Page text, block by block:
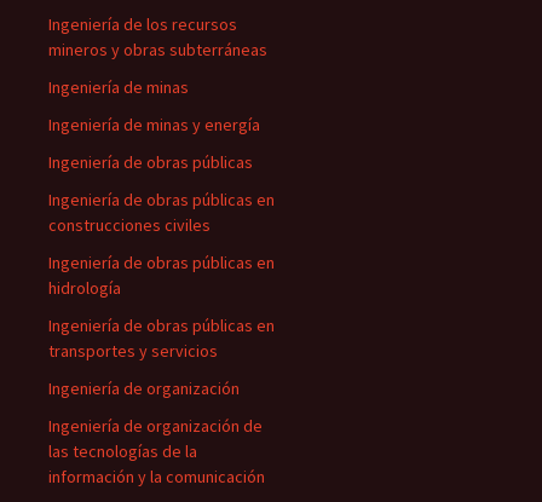
Ingeniería de los recursos
mineros y obras subterráneas
Ingeniería de minas
Ingeniería de minas y energía
Ingeniería de obras públicas
Ingeniería de obras públicas en
construcciones civiles
Ingeniería de obras públicas en
hidrología
Ingeniería de obras públicas en
transportes y servicios
Ingeniería de organización
Ingeniería de organización de
las tecnologías de la
información y la comunicación